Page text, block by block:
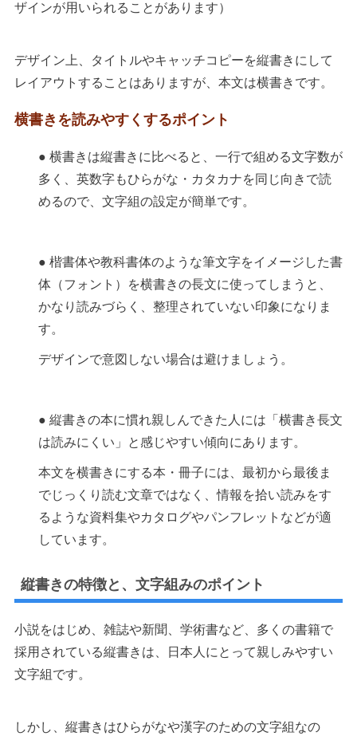
ザインが用いられることがあります）
デザイン上、タイトルやキャッチコピーを縦書きにして
レイアウトすることはありますが、本文は横書きです。
横書きを読みやすくするポイント
● 横書きは縦書きに比べると、一行で組める文字数が
多く、英数字もひらがな・カタカナを同じ向きで読
めるので、文字組の設定が簡単です。
● 楷書体や教科書体のような筆文字をイメージした書
体（フォント）を横書きの長文に使ってしまうと、
かなり読みづらく、整理されていない印象になりま
す。
デザインで意図しない場合は避けましょう。
● 縦書きの本に慣れ親しんできた人には「横書き長文
は読みにくい」と感じやすい傾向にあります。
本文を横書きにする本・冊子には、最初から最後ま
でじっくり読む文章ではなく、情報を拾い読みをす
るような資料集やカタログやパンフレットなどが適
しています。
縦書きの特徴と、文字組みのポイント
小説をはじめ、雑誌や新聞、学術書など、多くの書籍で
採用されている縦書きは、日本人にとって親しみやすい
文字組です。
しかし、縦書きはひらがなや漢字のための文字組なの